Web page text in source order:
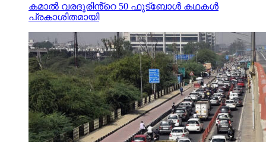
കമാൽ വരദൂരിൻ്റെ 50 ഫുട്ബോൾ കഥകൾ
പ്രകാശിതമായി